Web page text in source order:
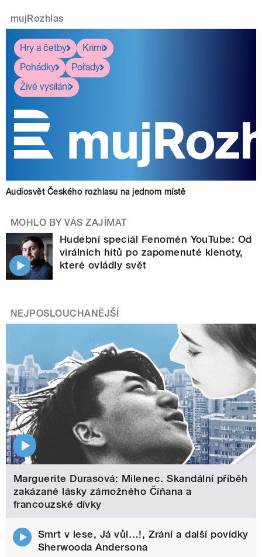
mujRozhlas
Hry a četby
Krimi
Pohádky
Pořady
Živé vysílání
Audiosvět Českého rozhlasu na jednom místě
MOHLO BY VÁS ZAJÍMAT
Hudební speciál Fenomén YouTube: Od
virálních hitů po zapomenuté klenoty,
které ovládly svět
NEJPOSLOUCHANĚJŠÍ
Marguerite Durasová: Milenec. Skandální příběh
zakázané lásky zámožného Číňana a
francouzské dívky
Smrt v lese, Já vůl…!, Zrání a další povídky
Sherwooda Andersona